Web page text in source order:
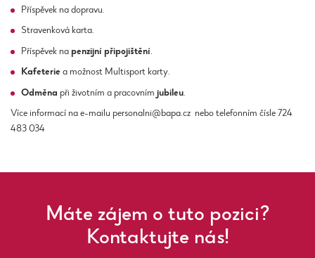
Příspěvek na dopravu.
Stravenková karta.
Příspěvek na penzijní připojištění.
Kafeterie a možnost Multisport karty.
Odměna při životním a pracovním jubileu.
​​​Více informací na e-mailu personalni@bapa.cz nebo telefonním čísle 724
483 034
Máte zájem o tuto pozici?
Kontaktujte nás!